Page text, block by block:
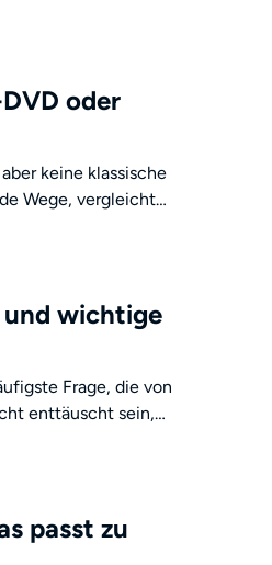
bis zur
oder
keine klassische
Wege, vergleicht
und ordnet typische
und wichtige
Frage, die von
enttäuscht sein,
lautet. Aber dank
passt zu